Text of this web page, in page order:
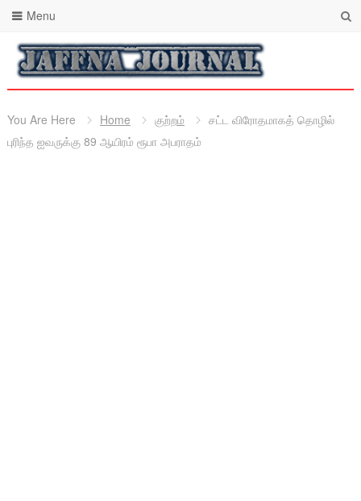
Menu
You Are Here Home குற்றம்
சட்ட விரோதமாகத் தொழில்
புரிந்த ஐவருக்கு 89 ஆயிரம் ரூபா அபராதம்